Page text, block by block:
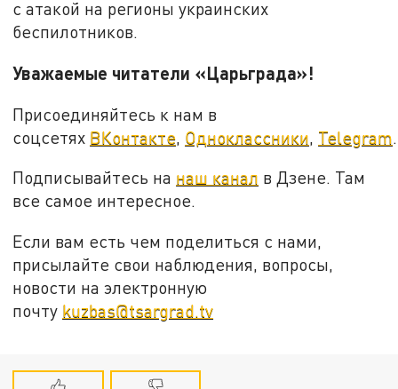
с атакой на регионы украинских
беспилотников.
Уважаемые читатели «Царьграда»!
Присоединяйтесь к нам в
соцсетях ВКонтакте Одноклассники Telegram
Подписывайтесь на наш канал в Дзене. Там
все самое интересное.
Если вам есть чем поделиться с нами,
присылайте свои наблюдения, вопросы,
новости на электронную
почту kuzbas@tsargrad.tv